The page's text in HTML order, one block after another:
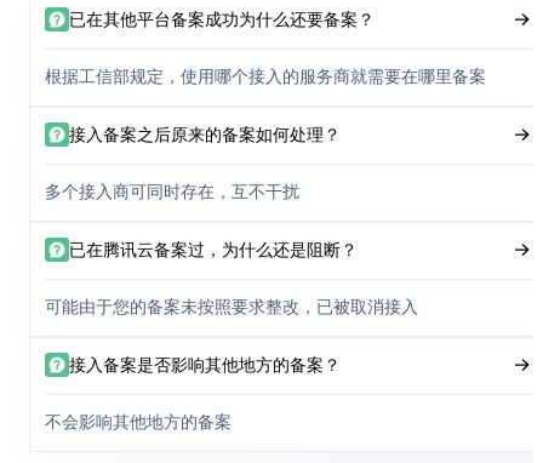
已在其他平台备案成功为什么还要备案？
根据工信部规定，使用哪个接入的服务商就需要在哪里备案
接入备案之后原来的备案如何处理？
多个接入商可同时存在，互不干扰
已在腾讯云备案过，为什么还是阻断？
可能由于您的备案未按照要求整改，已被取消接入
接入备案是否影响其他地方的备案？
不会影响其他地方的备案